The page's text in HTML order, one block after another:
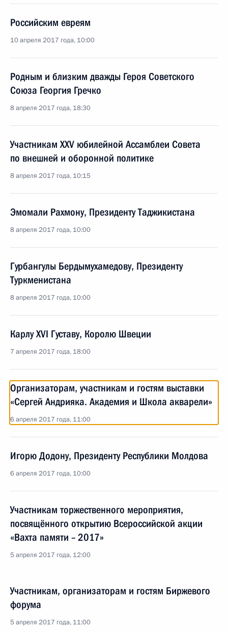
Российским евреям
10 апреля 2017 года, 10:00
Родным и близким дважды Героя Советского
Союза Георгия Гречко
8 апреля 2017 года, 18:30
Участникам XXV юбилейной Ассамблеи Совета
по внешней и оборонной политике
8 апреля 2017 года, 10:15
Эмомали Рахмону, Президенту Таджикистана
8 апреля 2017 года, 10:00
Гурбангулы Бердымухамедову, Президенту
Туркменистана
8 апреля 2017 года, 10:00
Карлу XVI Густаву, Королю Швеции
7 апреля 2017 года, 18:00
Организаторам, участникам и гостям выставки
«Сергей Андрияка. Академия и Школа акварели»
6 апреля 2017 года, 11:00
Игорю Додону, Президенту Республики Молдова
6 апреля 2017 года, 10:00
Участникам торжественного мероприятия,
посвящённого открытию Всероссийской акции
«Вахта памяти – 2017»
5 апреля 2017 года, 12:00
Участникам, организаторам и гостям Биржевого
форума
5 апреля 2017 года, 11:00